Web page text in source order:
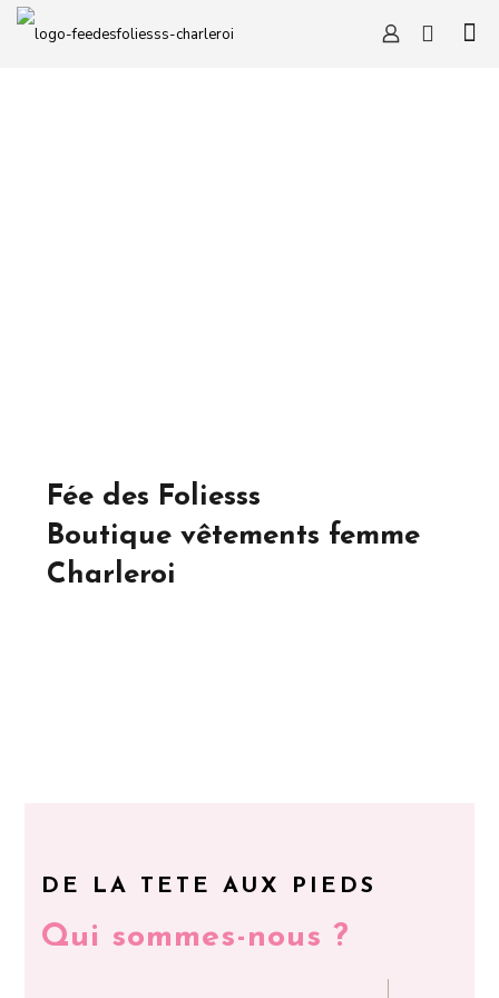
Fée des Foliesss
Boutique vêtements femme
Charleroi
DE LA TETE AUX PIEDS
Qui sommes-nous ?